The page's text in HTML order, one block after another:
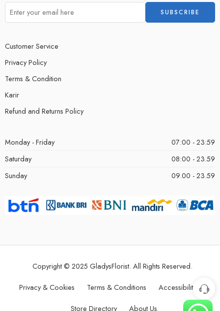
Customer Service
Privacy Policy
Terms & Condition
Karir
Refund and Returns Policy
Monday - Friday
07:00 - 23:59
Saturday
08:00 - 23.59
Sunday
09.00 - 23.59
Copyright © 2025 GladysFlorist. All Rights Reserved.
Privacy & Cookies Terms & Conditions Accessibility
Store Directory About Us